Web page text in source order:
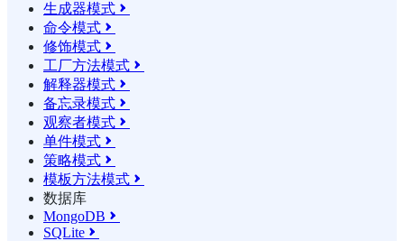
生成器模式 
命令模式 
修饰模式 
工厂方法模式 
解释器模式 
备忘录模式 
观察者模式 
单件模式 
策略模式 
模板方法模式 
数据库
MongoDB 
SQLite 